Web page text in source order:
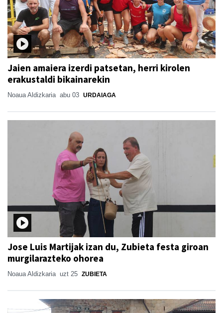
Jaien amaiera izerdi patsetan, herri kirolen
erakustaldi bikainarekin
Noaua Aldizkaria abu 03 URDAIAGA
Jose Luis Martijak izan du, Zubieta festa giroan
murgilarazteko ohorea
Noaua Aldizkaria uzt 25 ZUBIETA